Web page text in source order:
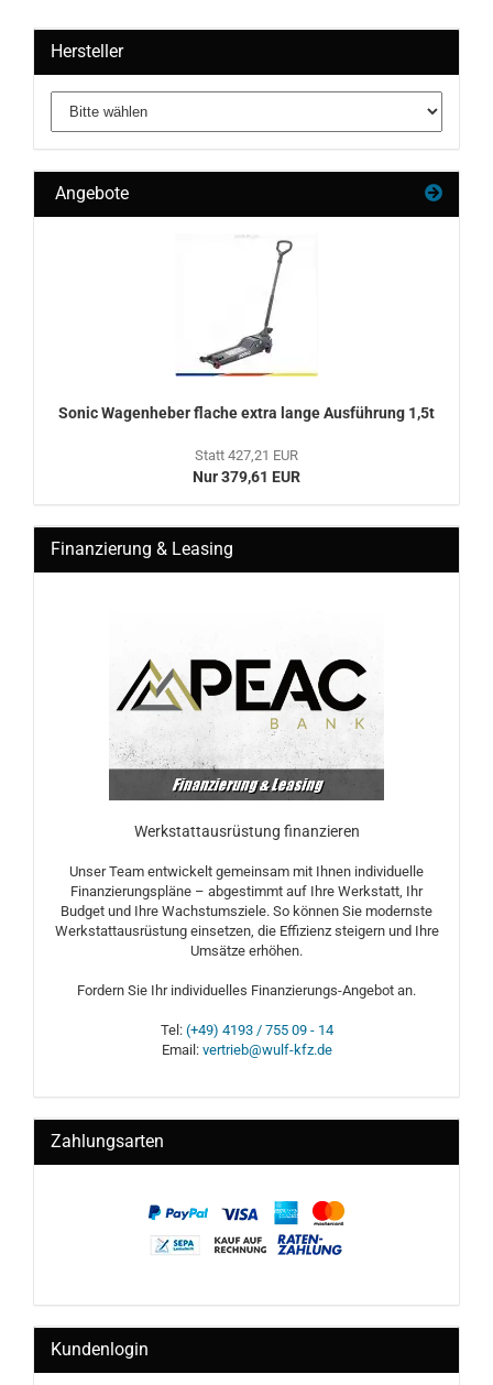
Hersteller
Angebote
Sonic Wa­gen­he­ber fla­che extra lange Aus­füh­rung 1,5t
Statt 427,21 EUR
Nur 379,61 EUR
Finanzierung & Leasing
Werkstattausrüstung finanzieren
Unser Team entwickelt gemeinsam mit Ihnen individuelle
Finanzierungspläne – abgestimmt auf Ihre Werkstatt, Ihr
Budget und Ihre Wachstumsziele. So können Sie modernste
Werkstattausrüstung einsetzen, die Effizienz steigern und Ihre
Umsätze erhöhen.
Fordern Sie Ihr individuelles Finanzierungs-Angebot an.
Tel: (+49) 4193 / 755 09 - 14
Email: vertrieb@wulf-kfz.de
Zahlungsarten
Kundenlogin